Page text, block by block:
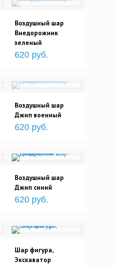
Воздушный шар
Внедорожник
зеленый
620 руб.
Воздушный шар
Джип военный
620 руб.
Воздушный шар
Джип синий
620 руб.
Шар фигура,
Экскаватор